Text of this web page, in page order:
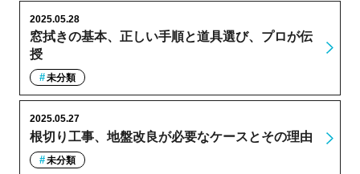
窓拭きの基本、正しい手順と道具選び、プロが伝
授
2025.05.28
未分類
根切り工事、地盤改良が必要なケースとその理由
2025.05.27
未分類